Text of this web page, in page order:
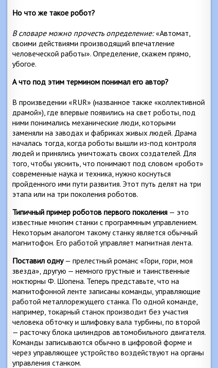
Но что же такое робот?
В словаре можно прочесть определение:«Автомат,
своими действиями производящий впечатление
человеческой работы». Определение, скажем прямо,
убогое.
А что под этим термином понимал его автор?
В произведении «RUR» (названное также «коллективной
драмой»), где впервые появились на свет роботы, под
ними понимались механические люди, которыми
заменяли на заводах и фабриках живых людей. Драма
началась тогда, когда роботы вышли из-под контроля
людей и принялись уничтожать своих создателей. Для
того, чтобы уяснить, что понимают под словом «робот»
современные наука и техника, нужно коснуться
пройденного ими пути развития. Этот путь делят на три
этапа или на три поколения роботов.
Типичный пример роботов первого поколения — это
известные многим станки с программным управлением.
Некоторым аналогом такому станку является обычный
магнитофон. Его работой управляет магнитная лента.
Поставил одну— прелестный романс «Гори, гори, моя
звезда», другую — немного грустные и таинственные
ноктюрны Ф. Шопена. Теперь представьте, что на
магнитофонной ленте записаны команды, управляющие
работой металлорежущего станка. По одной команде,
например, токарный станок производит без участия
человека обточку и шлифовку вала турбины, по второй
— расточку блока цилиндров автомобильного двигателя.
Команды записываются обычно в цифровой форме и
через управляющее устройство воздействуют на органы
управления станком.